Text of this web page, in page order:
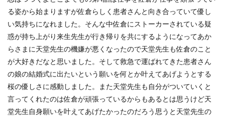
る姿から始まりますが佐倉らしく患者さんと向き合っていて優し
い気持ちになれました。そんな中佐倉にストーカーされている疑
惑が持ち上がり来生先生が行き帰りを共にするようになってあか
らさまに天堂先生の機嫌が悪くなったので天堂先生も佐倉のこと
が大好きだなと思いました。そして救急で運ばれてきた患者さん
の娘の結婚式に出たいという願いを何とか叶えてあげようとする
桜の優しさに感動しました。また天堂先生も自分がついていくと
言ってくれたのは佐倉が頑張っているからもあるとは思うけど天
堂先生自身願いを叶えてあげたかったのだろう思うと天堂先生の